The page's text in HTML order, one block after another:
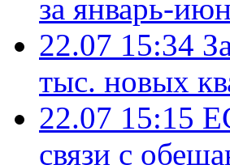
за январь-
22.07 15:34
тыс. новых
22.07 15:15
связи с